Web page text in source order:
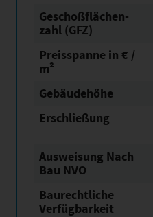
Geschoßflächen­
zahl (GFZ)
Preisspanne in € /
m²
Gebäudehöhe
Erschließung
Ausweisung Nach
Bau NVO
Baurechtliche
Verfügbarkeit